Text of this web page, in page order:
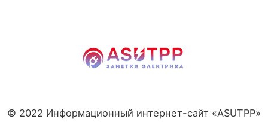
© 2022 Информационный интернет-сайт «ASUTPP»